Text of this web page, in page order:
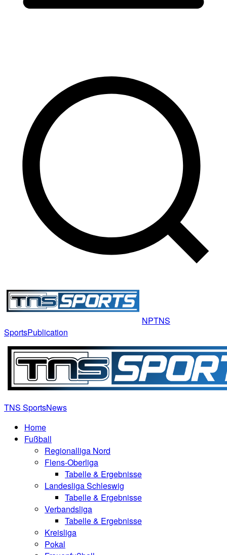
NPTNS
SportsPublication
TNS SportsNews
Home
Fußball
Regionalliga Nord
Flens-Oberliga
Tabelle & Ergebnisse
Landesliga Schleswig
Tabelle & Ergebnisse
Verbandsliga
Tabelle & Ergebnisse
Kreisliga
Pokal